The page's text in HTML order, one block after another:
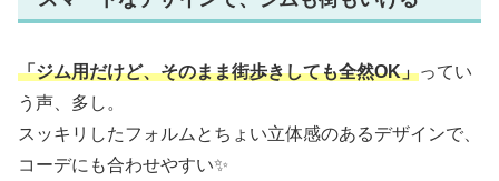
「ジム用だけど、そのまま街歩きしても全然OK」ってい
う声、多し。
スッキリしたフォルムとちょい立体感のあるデザインで、
コーデにも合わせやすい✨